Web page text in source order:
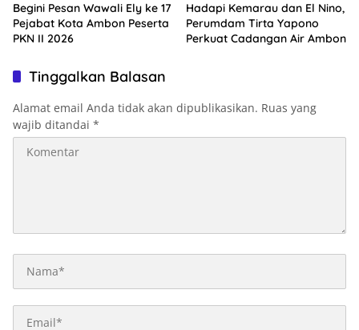
Begini Pesan Wawali Ely ke 17
Pejabat Kota Ambon Peserta
PKN II 2026
Hadapi Kemarau dan El Nino,
Perumdam Tirta Yapono
Perkuat Cadangan Air Ambon
Tinggalkan Balasan
Alamat email Anda tidak akan dipublikasikan. Ruas yang
wajib ditandai *